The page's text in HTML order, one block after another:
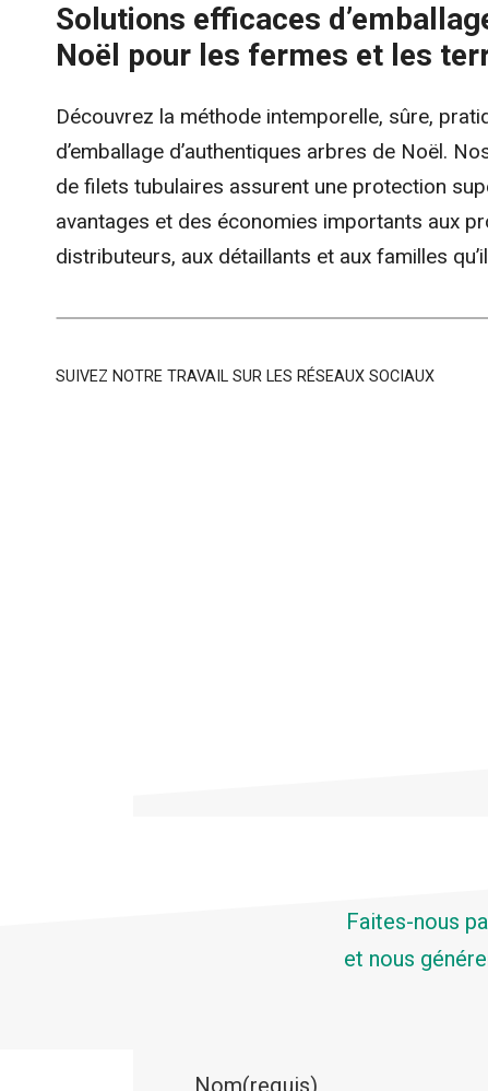
Solutions efficaces
Noël pour les fermes et les
Découvrez la méthode intemporelle, sûre,
d’emballage d’authentiques arbres de Noël.
de filets tubulaires assurent une protection
avantages et des économies importants aux
distributeurs, aux détaillants et aux familles
SUIVEZ NOTRE TRAVAIL SUR LES RÉSEAUX SOCIAUX
Faites-nous
et nous